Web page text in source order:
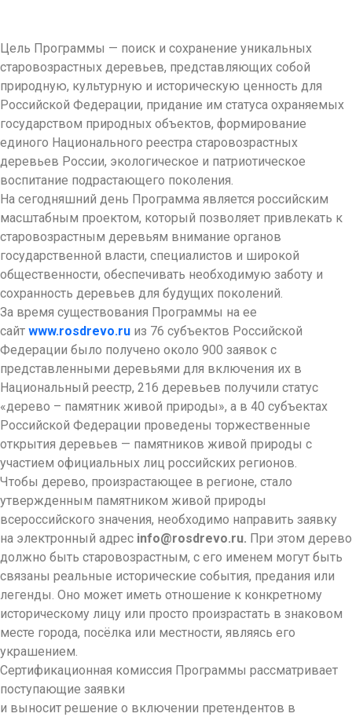
Цель Программы — поиск и сохранение уникальных
старовозрастных деревьев, представляющих собой
природную, культурную и историческую ценность для
Российской Федерации, придание им статуса охраняемых
государством природных объектов, формирование
единого Национального реестра старовозрастных
деревьев России, экологическое и патриотическое
воспитание подрастающего поколения.
На сегодняшний день Программа является российским
масштабным проектом, который позволяет привлекать к
старовозрастным деревьям внимание органов
государственной власти, специалистов и широкой
общественности, обеспечивать необходимую заботу и
сохранность деревьев для будущих поколений.
За время существования Программы на ее
сайт www.rosdrevo.ru из 76 субъектов Российской
Федерации было получено около 900 заявок с
представленными деревьями для включения их в
Национальный реестр, 216 деревьев получили статус
«дерево – памятник живой природы», а в 40 субъектах
Российской Федерации проведены торжественные
открытия деревьев — памятников живой природы с
участием официальных лиц российских регионов.
Чтобы дерево, произрастающее в регионе, стало
утвержденным памятником живой природы
всероссийского значения, необходимо направить заявку
на электронный адрес info@rosdrevo.ru. При этом дерево
должно быть старовозрастным, с его именем могут быть
связаны реальные исторические события, предания или
легенды. Оно может иметь отношение к конкретному
историческому лицу или просто произрастать в знаковом
месте города, посёлка или местности, являясь его
украшением.
Сертификационная комиссия Программы рассматривает
поступающие заявки
и выносит решение о включении претендентов в